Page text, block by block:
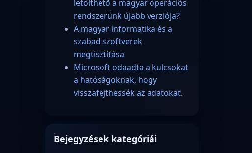
letölthető a magyar operációs
rendszerünk újabb verziója?
A magyar informatika és a
szabad szoftverek
megtisztítása
Microsoft odaadta a kulcsokat
a hatóságoknak, hogy
visszafejthessék az adatokat.
Bejegyzések kategóriái